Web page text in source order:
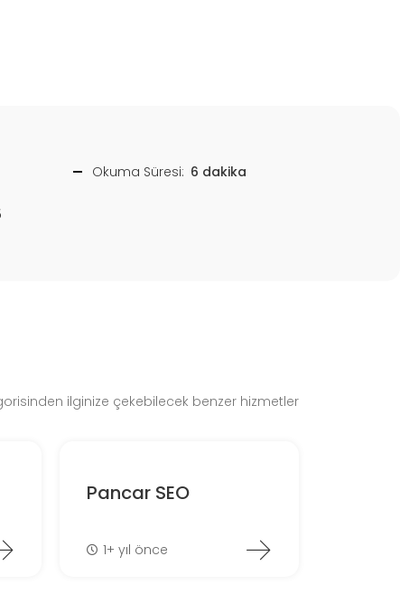
Okuma Süresi: 6 dakika
ilginize çekebilecek benzer hizmetler
Pancar SEO
1+ yıl önce